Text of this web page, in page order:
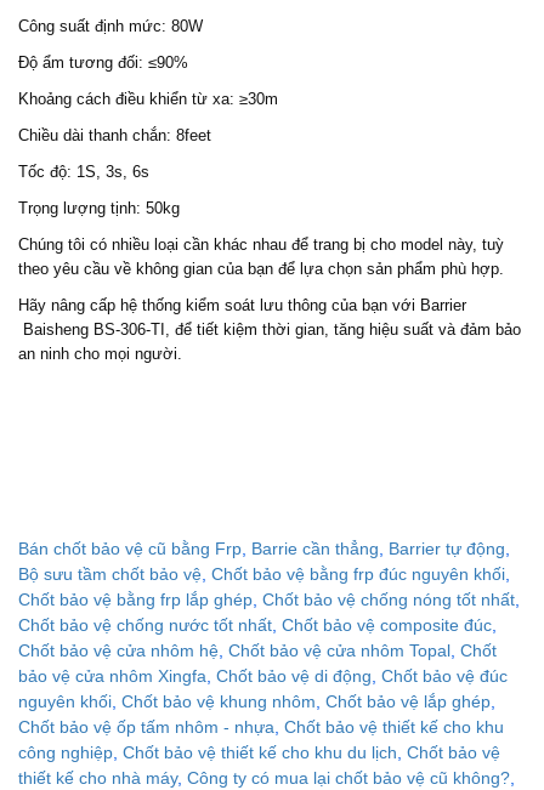
Công suất định mức: 80W
Độ ẩm tương đối: ≤90%
Khoảng cách điều khiển từ xa: ≥30m
Chiều dài thanh chắn: 8feet
Tốc độ: 1S, 3s, 6s
Trọng lượng tịnh: 50kg
Chúng tôi có nhiều loại cần khác nhau để trang bị cho model này, tuỳ
theo yêu cầu về không gian của bạn để lựa chọn sản phẩm phù hợp.
Hãy nâng cấp hệ thống kiểm soát lưu thông của bạn với Barrier
Baisheng BS-306-TI, để tiết kiệm thời gian, tăng hiệu suất và đảm bảo
an ninh cho mọi người.
Bán chốt bảo vệ cũ bằng Frp Barrie cần thẳng Barrier tự động
Bộ sưu tầm chốt bảo vệ Chốt bảo vệ bằng frp đúc nguyên khối
Chốt bảo vệ bằng frp lắp ghép Chốt bảo vệ chống nóng tốt nhất
Chốt bảo vệ chống nước tốt nhất Chốt bảo vệ composite đúc
Chốt bảo vệ cửa nhôm hệ Chốt bảo vệ cửa nhôm Topal Chốt
bảo vệ cửa nhôm Xingfa Chốt bảo vệ di động Chốt bảo vệ đúc
nguyên khối Chốt bảo vệ khung nhôm Chốt bảo vệ lắp ghép
Chốt bảo vệ ốp tấm nhôm - nhựa Chốt bảo vệ thiết kế cho khu
công nghiệp Chốt bảo vệ thiết kế cho khu du lịch Chốt bảo vệ
thiết kế cho nhà máy, Công ty có mua lại chốt bảo vệ cũ không?